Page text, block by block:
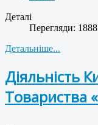
Деталі
Перегляди:
Детальніше...
Діяльність
Товариства